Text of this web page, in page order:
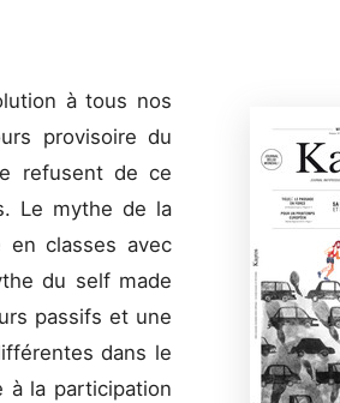
à tous nos
provisoire du
refusent de ce
Le mythe de la
en classes avec
du self made
passifs et une
dans le
à la participation